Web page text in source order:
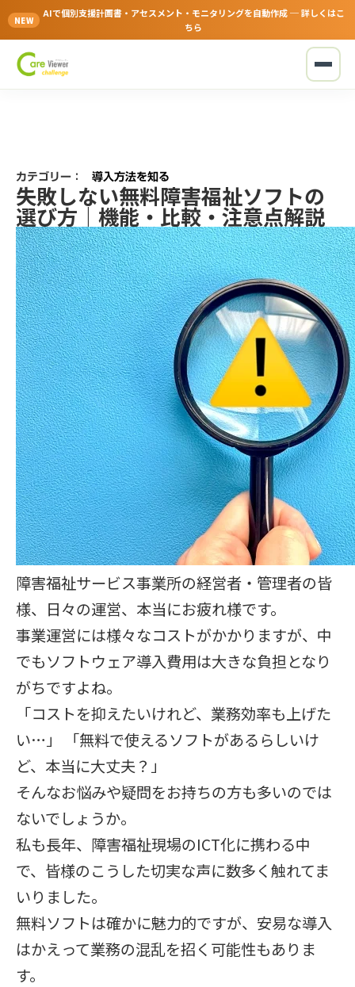
NEW
AIで個別支援計画書・アセスメント・モニタリングを自動作成 ─ 詳しくはこ
ちら
カテゴリー： 導入方法を知る
失敗しない無料障害福祉ソフトの
選び方｜機能・比較・注意点解説
障害福祉サービス事業所の経営者・管理者の皆
様、日々の運営、本当にお疲れ様です。
事業運営には様々なコストがかかりますが、中
でもソフトウェア導入費用は大きな負担となり
がちですよね。
「コストを抑えたいけれど、業務効率も上げた
い…」 「無料で使えるソフトがあるらしいけ
ど、本当に大丈夫？」
そんなお悩みや疑問をお持ちの方も多いのでは
ないでしょうか。
私も長年、障害福祉現場のICT化に携わる中
で、皆様のこうした切実な声に数多く触れてま
いりました。
無料ソフトは確かに魅力的ですが、安易な導入
はかえって業務の混乱を招く可能性もありま
す。